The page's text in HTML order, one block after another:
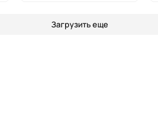
Загрузить еще